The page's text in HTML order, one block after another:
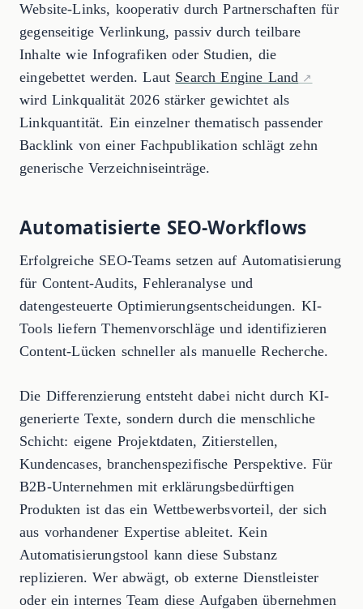
Website-Links, kooperativ durch Partnerschaften für
gegenseitige Verlinkung, passiv durch teilbare
Inhalte wie Infografiken oder Studien, die
eingebettet werden. Laut Search Engine Land
wird Linkqualität 2026 stärker gewichtet als
Linkquantität. Ein einzelner thematisch passender
Backlink von einer Fachpublikation schlägt zehn
generische Verzeichniseinträge.
Automatisierte SEO-Workflows
Erfolgreiche SEO-Teams setzen auf Automatisierung
für Content-Audits, Fehleranalyse und
datengesteuerte Optimierungsentscheidungen. KI-
Tools liefern Themenvorschläge und identifizieren
Content-Lücken schneller als manuelle Recherche.
Die Differenzierung entsteht dabei nicht durch KI-
generierte Texte, sondern durch die menschliche
Schicht: eigene Projektdaten, Zitierstellen,
Kundencases, branchenspezifische Perspektive. Für
B2B-Unternehmen mit erklärungsbedürftigen
Produkten ist das ein Wettbewerbsvorteil, der sich
aus vorhandener Expertise ableitet. Kein
Automatisierungstool kann diese Substanz
replizieren. Wer abwägt, ob externe Dienstleister
oder ein internes Team diese Aufgaben übernehmen